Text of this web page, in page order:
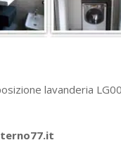
lavanderia